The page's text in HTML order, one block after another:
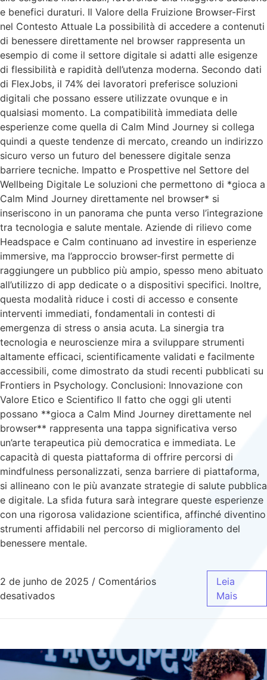
e benefici duraturi. Il Valore della Fruizione Browser-First
nel Contesto Attuale La possibilità di accedere a contenuti
di benessere direttamente nel browser rappresenta un
esempio di come il settore digitale si adatti alle esigenze
di flessibilità e rapidità dell’utenza moderna. Secondo dati
di FlexJobs, il 74% dei lavoratori preferisce soluzioni
digitali che possano essere utilizzate ovunque e in
qualsiasi momento. La compatibilità immediata delle
esperienze come quella di Calm Mind Journey si collega
quindi a queste tendenze di mercato, creando un indirizzo
sicuro verso un futuro del benessere digitale senza
barriere tecniche. Impatto e Prospettive nel Settore del
Wellbeing Digitale Le soluzioni che permettono di *gioca a
Calm Mind Journey direttamente nel browser* si
inseriscono in un panorama che punta verso l’integrazione
tra tecnologia e salute mentale. Aziende di rilievo come
Headspace e Calm continuano ad investire in esperienze
immersive, ma l’approccio browser-first permette di
raggiungere un pubblico più ampio, spesso meno abituato
all’utilizzo di app dedicate o a dispositivi specifici. Inoltre,
questa modalità riduce i costi di accesso e consente
interventi immediati, fondamentali in contesti di
emergenza di stress o ansia acuta. La sinergia tra
tecnologia e neuroscienze mira a sviluppare strumenti
altamente efficaci, scientificamente validati e facilmente
accessibili, come dimostrato da studi recenti pubblicati su
Frontiers in Psychology. Conclusioni: Innovazione con
Valore Etico e Scientifico Il fatto che oggi gli utenti
possano **gioca a Calm Mind Journey direttamente nel
browser** rappresenta una tappa significativa verso
un’arte terapeutica più democratica e immediata. Le
capacità di questa piattaforma di offrire percorsi di
mindfulness personalizzati, senza barriere di piattaforma,
si allineano con le più avanzate strategie di salute pubblica
e digitale. La sfida futura sarà integrare queste esperienze
con una rigorosa validazione scientifica, affinché diventino
strumenti affidabili nel percorso di miglioramento del
benessere mentale.
2 de junho de 2025 / Comentários
desativados
Leia
Mais